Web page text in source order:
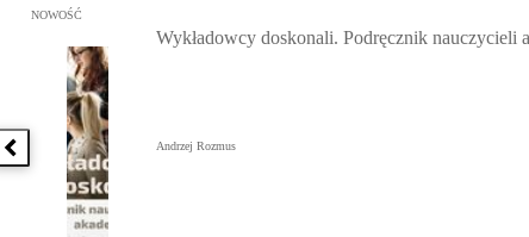
Poprzednia książka
Przejdź do: Wykładowcy doskonali. Podręcznik nauczycieli
NOWOŚĆ
Wykładowcy doskonali. Podręcznik nauczycieli
Andrzej Rozmus